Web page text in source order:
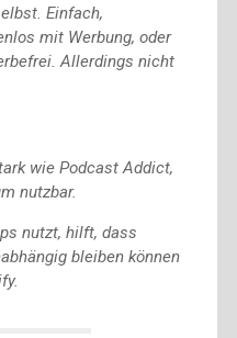
Einfach,
mit Werbung, oder
Allerdings nicht
wie Podcast Addict,
nutzbar.
nutzt, hilft, dass
bleiben können